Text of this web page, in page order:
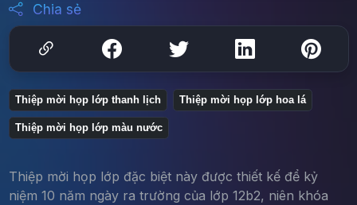
Chia sẻ
Thiệp mời họp lớp thanh lịch Thiệp mời họp lớp hoa lá
Thiệp mời họp lớp màu nước
Thiệp mời họp lớp đặc biệt này được thiết kế để kỷ
niệm 10 năm ngày ra trường của lớp 12b2, niên khóa